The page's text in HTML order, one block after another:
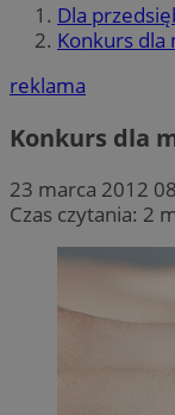
Dla
Konkurs dla
reklama
Konkurs dla
23 marca 2012
Czas czytania: 2